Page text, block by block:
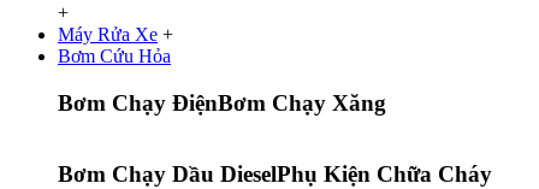
+
Máy Rửa Xe +
Bơm Cứu Hỏa
Bơm Chạy ĐiệnBơm Chạy Xăng
Bơm Chạy Dầu DieselPhụ Kiện Chữa Cháy